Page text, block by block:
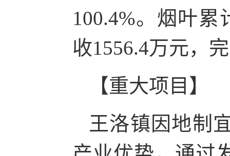
100.4%。烟叶
收1556.4万元，
【重大项目】
王洛镇因地制